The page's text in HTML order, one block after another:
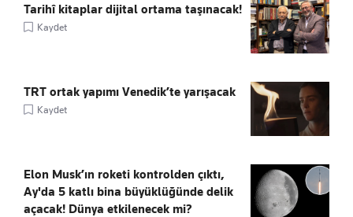
Tarihî kitaplar dijital ortama taşınacak!
Kaydet
TRT ortak yapımı Venedik’te yarışacak
Kaydet
Elon Musk’ın roketi kontrolden çıktı,
Ay'da 5 katlı bina büyüklüğünde delik
açacak! Dünya etkilenecek mi?